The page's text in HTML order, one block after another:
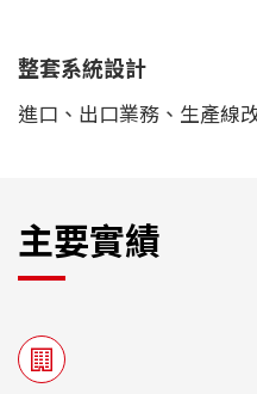
整套系統設計
進口、出口業務、生產線
主要實績